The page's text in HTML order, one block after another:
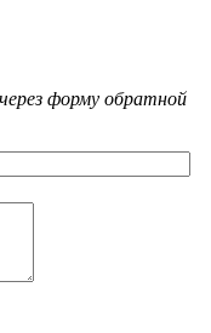
форму обратной